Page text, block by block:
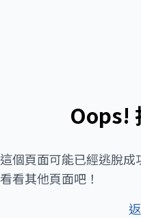
Oops!
這個頁面可能已經逃脫
看看其他頁面吧！